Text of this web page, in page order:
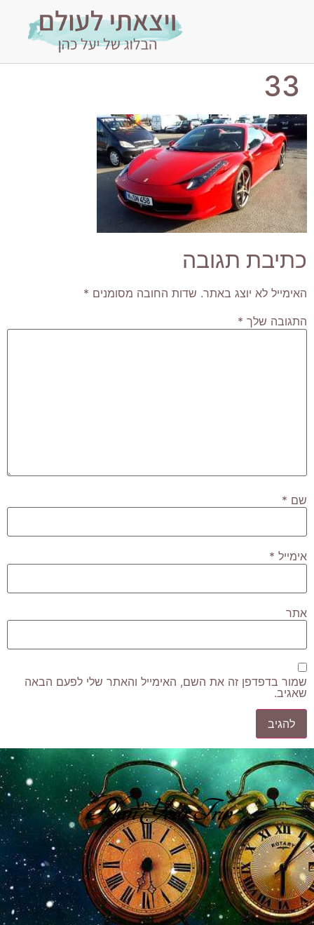
33
כתיבת תגובה
האימייל לא יוצג באתר. שדות החובה מסומנים *
התגובה שלך *
שם *
אימייל *
אתר
שמור בדפדפן זה את השם, האימייל והאתר שלי לפעם הבאה
שאגיב.
Plan Your Trip